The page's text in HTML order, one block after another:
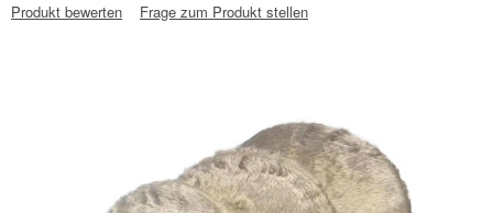
Produkt bewerten
Frage zum Produkt stellen